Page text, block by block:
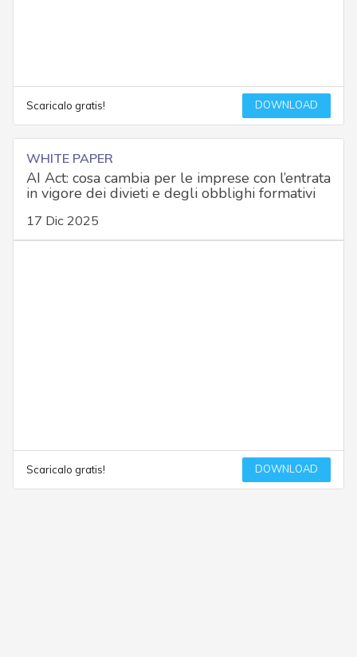
Scaricalo gratis! DOWNLOAD
WHITE PAPER
AI Act: cosa cambia per le imprese con l’entrata
in vigore dei divieti e degli obblighi formativi
17 Dic 2025
Scaricalo gratis! DOWNLOAD